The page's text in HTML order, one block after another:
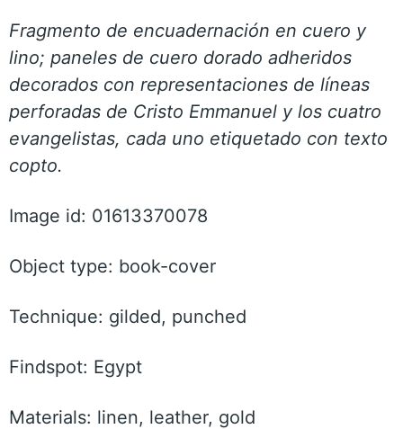
Fragmento de encuadernación en cuero y
lino; paneles de cuero dorado adheridos
decorados con representaciones de líneas
perforadas de Cristo Emmanuel y los cuatro
evangelistas, cada uno etiquetado con texto
copto.
Image id: 01613370078
Object type: book-cover
Technique: gilded, punched
Findspot: Egypt
Materials: linen, leather, gold